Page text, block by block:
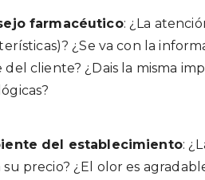
farmacéutico: ¿La
¿Se va con la
del cliente? ¿Dais la misma
del establecimiento:
precio? ¿El olor es